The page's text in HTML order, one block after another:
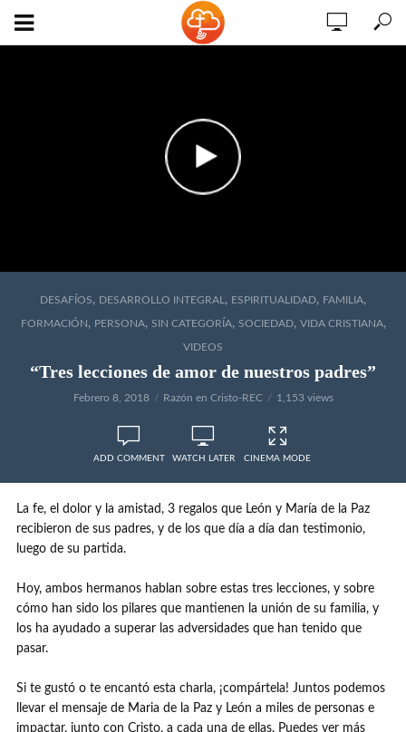
DESAFÍOS, DESARROLLO INTEGRAL , ESPIRITUALIDAD, FAMILIA,
FORMACIÓN, PERSONA, SIN CATEGORÍA, SOCIEDAD, VIDA CRISTIANA,
VIDEOS
“Tres lecciones de amor de nuestros padres”
Febrero 8, 2018 Razón en Cristo-REC 1,153 views
ADD COMMENT WATCH LATER CINEMA MODE
La fe, el dolor y la amistad, 3 regalos que León y María de la Paz
recibieron de sus padres, y de los que día a día dan testimonio,
luego de su partida.
Hoy, ambos hermanos hablan sobre estas tres lecciones, y sobre
cómo han sido los pilares que mantienen la unión de su familia, y
los ha ayudado a superar las adversidades que han tenido que
pasar.
Si te gustó o te encantó esta charla, ¡compártela! Juntos podemos
llevar el mensaje de Maria de la Paz y León a miles de personas e
impactar, junto con Cristo, a cada una de ellas. Puedes ver más